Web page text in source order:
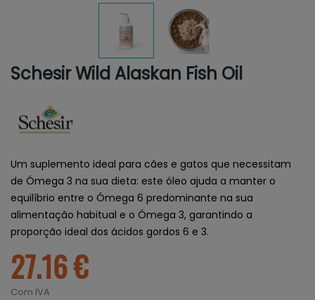
Schesir Wild Alaskan Fish Oil
Um suplemento ideal para cães e gatos que necessitam
de Ómega 3 na sua dieta: este óleo ajuda a manter o
equilíbrio entre o Ómega 6 predominante na sua
alimentação habitual e o Ómega 3, garantindo a
proporção ideal dos ácidos gordos 6 e 3.
27.16 €
Com IVA